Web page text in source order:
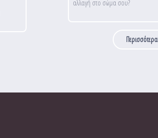
αλλαγή στο σώμα σου?
Περισσότερα